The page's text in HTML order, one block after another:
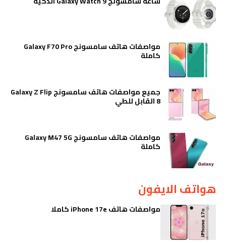
مواصفات هاتف سامسونج Galaxy F70 Pro
كاملة
جميع مواصفات هاتف سامسونج Galaxy Z Flip
8 القابل للطي
مواصفات هاتف سامسونج Galaxy M47 5G
كاملة
هواتف الايفون
مواصفات هاتف iPhone 17e كاملا